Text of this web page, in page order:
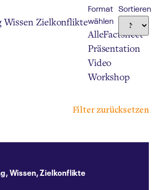
Wissen Zielkonflikte
Format
wählen
AlleFactsheet
Präsentation
Video
Workshop
Sortieren
Filter zurücksetzen
,Wissen,Zielkonflikte